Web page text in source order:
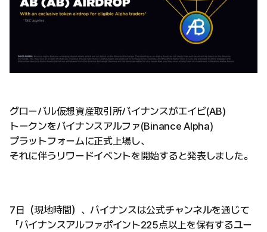
グローバル仮想資産取引所バイナンスがエイビ(AB)
トークンをバイナンスアルファ(Binance Alpha)
プラットフォームに正式上場し、
それに伴うリワードイベントを開始すると発表しました。
7日（現地時間）、バイナンスは公式チャンネルを通じて
「バイナンスアルファポイント225点以上を保有するユー